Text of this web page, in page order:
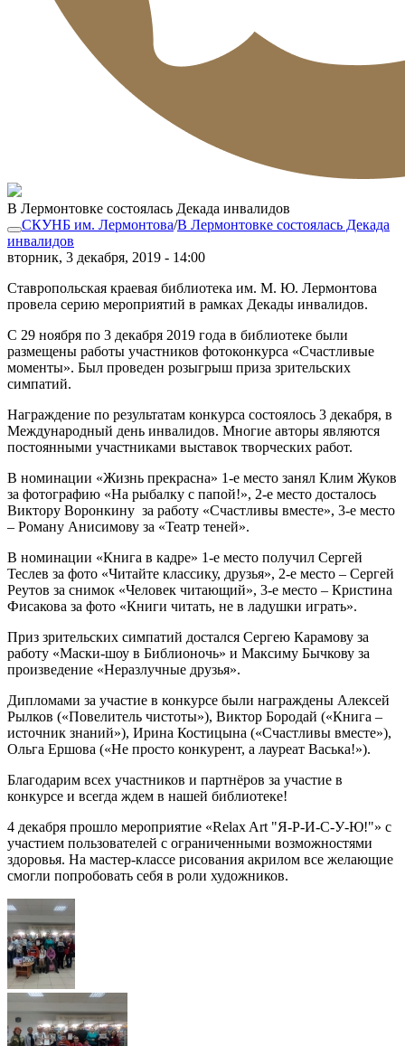
В Лермонтовке состоялась Декада инвалидов
СКУНБ им. Лермонтова/В Лермонтовке состоялась Декада
инвалидов
вторник, 3 декабря, 2019 - 14:00
Ставропольская краевая библиотека им. М. Ю. Лермонтова
провела серию мероприятий в рамках Декады инвалидов.
С 29 ноября по 3 декабря 2019 года в библиотеке были
размещены работы участников фотоконкурса «Счастливые
моменты». Был проведен розыгрыш приза зрительских
симпатий.
Награждение по результатам конкурса состоялось 3 декабря, в
Международный день инвалидов. Многие авторы являются
постоянными участниками выставок творческих работ.
В номинации «Жизнь прекрасна» 1-е место занял Клим Жуков
за фотографию «На рыбалку с папой!», 2-е место досталось
Виктору Воронкину за работу «Счастливы вместе», 3-е место
– Роману Анисимову за «Театр теней».
В номинации «Книга в кадре» 1-е место получил Сергей
Теслев за фото «Читайте классику, друзья», 2-е место – Сергей
Реутов за снимок «Человек читающий», 3-е место – Кристина
Фисакова за фото «Книги читать, не в ладушки играть».
Приз зрительских симпатий достался Сергею Карамову за
работу «Маски-шоу в Библионочь» и Максиму Бычкову за
произведение «Неразлучные друзья».
Дипломами за участие в конкурсе были награждены Алексей
Рылков («Повелитель чистоты»), Виктор Бородай («Книга –
источник знаний»), Ирина Костицына («Счастливы вместе»),
Ольга Ершова («Не просто конкурент, а лауреат Васька!»).
Благодарим всех участников и партнёров за участие в
конкурсе и всегда ждем в нашей библиотеке!
4 декабря прошло мероприятие «Relax Art "Я-Р-И-С-У-Ю!"» с
участием пользователей с ограниченными возможностями
здоровья. На мастер-классе рисования акрилом все желающие
смогли попробовать себя в роли художников.